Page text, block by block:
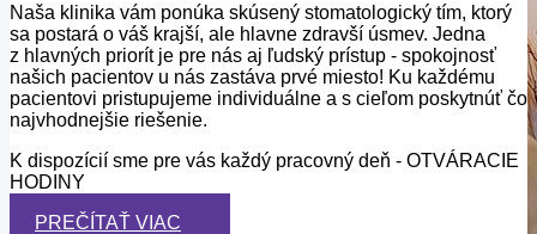
Naša klinika vám ponúka skúsený stomatologický tím, ktorý
sa postará o váš krajší, ale hlavne zdravší úsmev. Jedna
z hlavných priorít je pre nás aj ľudský prístup - spokojnosť
našich pacientov u nás zastáva prvé miesto! Ku každému
pacientovi pristupujeme individuálne a s cieľom poskytnúť čo
najvhodnejšie riešenie.
K dispozícií sme pre vás každý pracovný deň - OTVÁRACIE
HODINY
PREČÍTAŤ VIAC